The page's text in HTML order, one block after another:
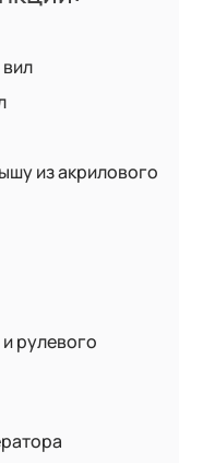
из акрилового
рулевого